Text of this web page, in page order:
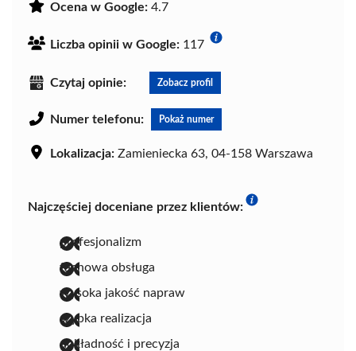
Ocena w Google: 4.7
Liczba opinii w Google: 117
Czytaj opinie: Zobacz profil
Numer telefonu: Pokaż numer
Lokalizacja: Zamieniecka 63, 04-158 Warszawa
Najczęściej doceniane przez klientów:
profesjonalizm
fachowa obsługa
wysoka jakość napraw
szybka realizacja
dokładność i precyzja